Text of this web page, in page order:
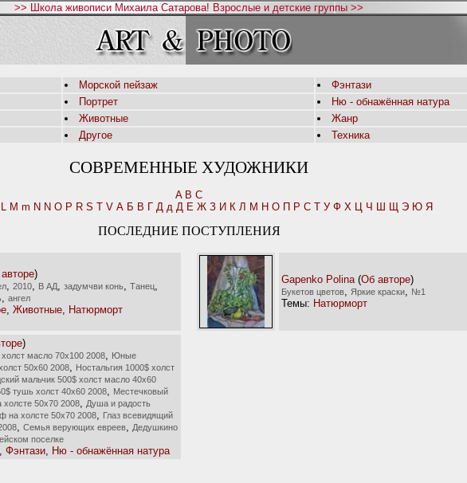
>> Школа живописи Михаила Сатарова! Взрослые и детские группы >>
Морской пейзаж
Фэнтази
Портрет
Ню - обнажённая натура
Животные
Жанр
Другое Техника
СОВРЕМЕННЫЕ ХУДОЖНИКИ
A B C
L M m N N O P R S T V А Б В Г Д д Д Е Ж З И К Л М Н О П Р С Т У Ф Х Ц Ч Ш Щ Э Ю Я
ПОСЛЕДНИЕ ПОСТУПЛЕНИЯ
)
2010 В АД задумчви конь Танец
ангел
Животные Натюрморт
Gapenko Polina (Об авторе)
Букетов цветов Яркие краски №1
Темы: Натюрморт
)
масло 70х100 2008
Юные
50х60 2008
Ностальгия 1000$ холст
мальчик 500$ холст масло 40х60
тушь холст 40х60 2008
Местечковый
50х70 2008
Душа и радость
на холсте 50х70 2008
Глаз всевидящий
Семья верующих евреев
Дедушкино
поселке
Фэнтази Ню - обнажённая натура